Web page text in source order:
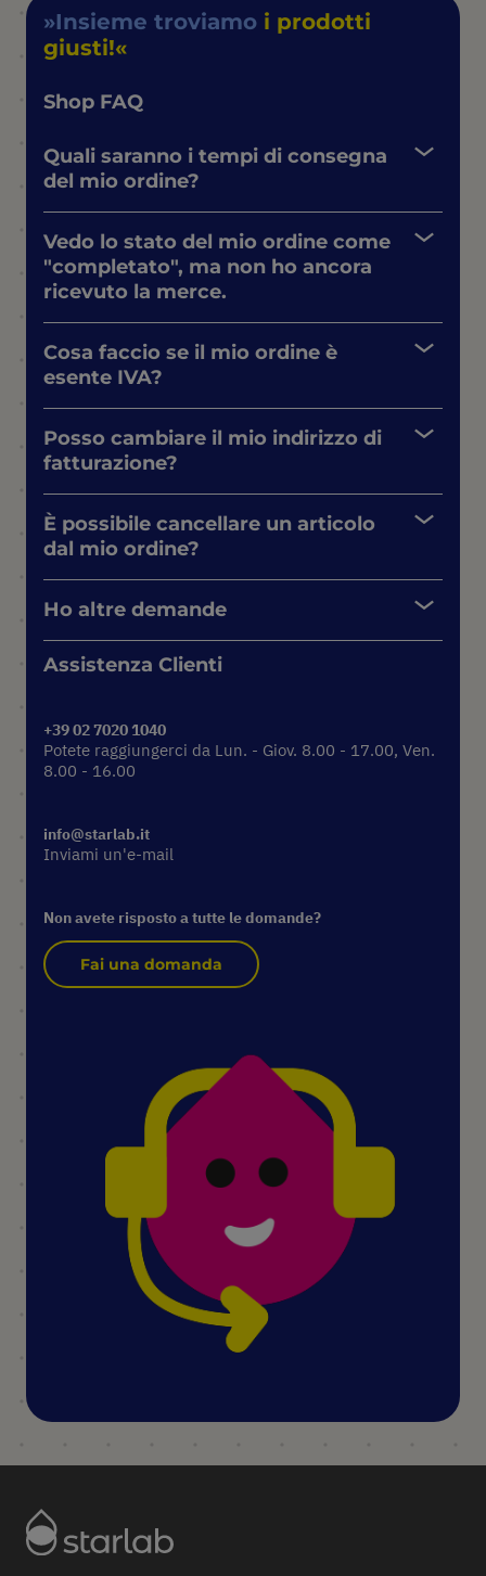
Insieme troviamo i prodotti
giusti!
Shop FAQ
Quali saranno i tempi di consegna
del mio ordine?
Vedo lo stato del mio ordine come
"completato", ma non ho ancora
ricevuto la merce.
Cosa faccio se il mio ordine è
esente IVA?
Posso cambiare il mio indirizzo di
fatturazione?
È possibile cancellare un articolo
dal mio ordine?
Ho altre demande
Assistenza Clienti
+39 02 7020 1040
Potete raggiungerci da Lun. - Giov. 8.00 - 17.00, Ven.
8.00 - 16.00
info@starlab.it
Inviami un'e-mail
Non avete risposto a tutte le domande?
Fai una domanda